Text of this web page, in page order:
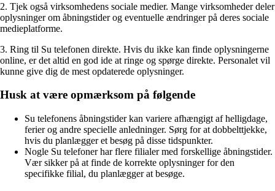
2. Tjek også virksomhedens sociale medier. Mange virksomheder deler
oplysninger om åbningstider og eventuelle ændringer på deres sociale
medieplatforme.
3. Ring til Su telefonen direkte. Hvis du ikke kan finde oplysningerne
online, er det altid en god ide at ringe og spørge direkte. Personalet vil
kunne give dig de mest opdaterede oplysninger.
Husk at være opmærksom på følgende
Su telefonens åbningstider kan variere afhængigt af helligdage,
ferier og andre specielle anledninger. Sørg for at dobbelttjekke,
hvis du planlægger et besøg på disse tidspunkter.
Nogle Su telefoner har flere filialer med forskellige åbningstider.
Vær sikker på at finde de korrekte oplysninger for den
specifikke filial, du planlægger at besøge.